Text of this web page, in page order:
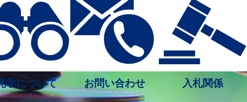
学について お問い合わせ 入札関係